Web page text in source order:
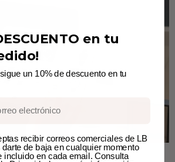
en tu
un 10% de descuento en tu
recibir correos comerciales de LB
de baja en cualquier momento
incluido en cada email. Consulta